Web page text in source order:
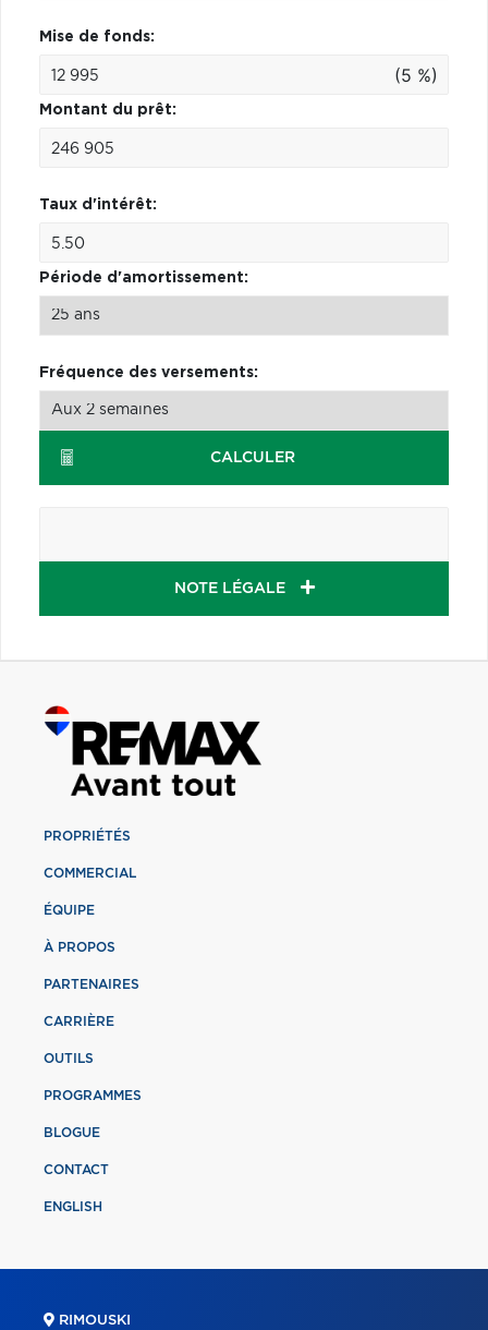
Mise de fonds:
(5 %)
Montant du prêt:
Taux d'intérêt:
Période d'amortissement:
Fréquence des versements:
CALCULER
NOTE LÉGALE
PROPRIÉTÉS
COMMERCIAL
ÉQUIPE
À PROPOS
PARTENAIRES
CARRIÈRE
OUTILS
PROGRAMMES
BLOGUE
CONTACT
ENGLISH
RIMOUSKI